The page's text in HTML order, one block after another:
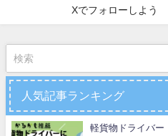
Xでフォローしよう
人気記事ランキング
軽貨物ドライバー